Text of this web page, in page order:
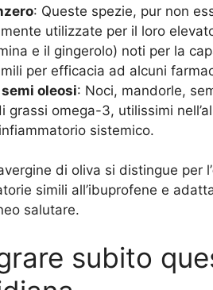
: Queste spezie, pur non
utilizzate per il loro
e il gingerolo) noti per la
per efficacia ad alcuni
oleosi: Noci, mandorle,
grassi omega-3, utilissimi
sistemico.
di oliva si distingue per l’
simili all’ibuprofene e
salutare.
subito